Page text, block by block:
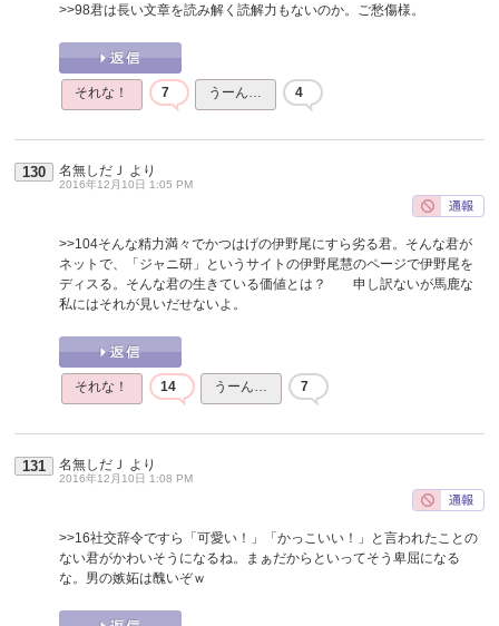
>>98君は長い文章を読み解く読解力もないのか。ご愁傷様。
それな！ 7 うーん… 4
130 名無しだＪ より
2016年12月10日 1:05 PM
>>104そんな精力満々でかつはげの伊野尾にすら劣る君。そんな君が
ネットで、「ジャニ研」というサイトの伊野尾慧のページで伊野尾を
ディスる。そんな君の生きている価値とは？ 申し訳ないが馬鹿な
私にはそれが見いだせないよ。
それな！ 14 うーん… 7
131 名無しだＪ より
2016年12月10日 1:08 PM
>>16社交辞令ですら「可愛い！」「かっこいい！」と言われたことの
ない君がかわいそうになるね。まぁだからといってそう卑屈になる
な。男の嫉妬は醜いぞｗ